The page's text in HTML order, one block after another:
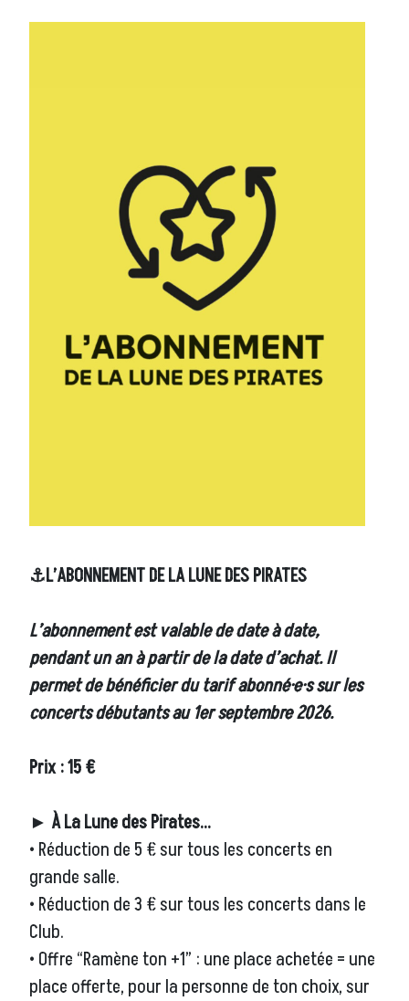
⚓L’ABONNEMENT DE LA LUNE DES PIRATES
L’abonnement est valable de date à date,
pendant un an à partir de la date d’achat. Il
permet de bénéficier du tarif abonné·e·s sur les
concerts débutants au 1er septembre 2026.
Prix : 15 €
► À La Lune des Pirates…
• Réduction de 5 € sur tous les concerts en
grande salle.
• Réduction de 3 € sur tous les concerts dans le
Club.
• Offre “Ramène ton +1” : une place achetée = une
place offerte, pour la personne de ton choix, sur